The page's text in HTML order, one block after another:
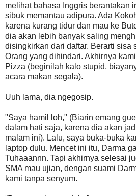
melihat bahasa Inggris berantakan
sibuk memantau adipura. Ada
karena kurang tidur dan mau ke
dia akan lebih banyak saling
disingkirkan dari daftar. Berarti sisa
Orang yang dihindari. Akhirnya
Pizza (beginilah kalo stupid,
acara makan segala).
Uuh lama, dia ngegosip.
"Saya hamil loh," (Biarin emang
dalam hati saja, karena dia akan
malam ini). Lalu, saya buka-buka
laptop dulu. Mencet ini itu, Darma
Tuhaaannn. Tapi akhirnya selesai
SMA mau ujian, dengan suami
kami tanpa senyum.